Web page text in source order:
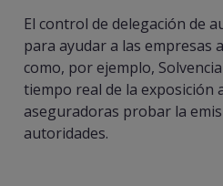
El control de delegación de
para ayudar a las empresas
como, por ejemplo,
tiempo real de la exposición
aseguradoras probar la
autoridades.